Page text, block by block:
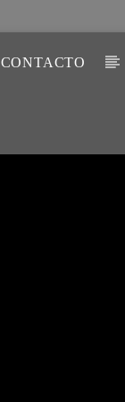
CONTACTO